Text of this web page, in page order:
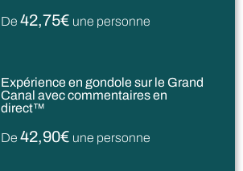
De42,75€ une personne
Expérience en gondole sur le Grand
Canal avec commentaires en
direct™
De42,90€ une personne